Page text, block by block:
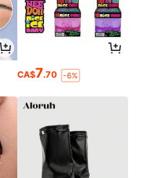
CA$7.70 -6%